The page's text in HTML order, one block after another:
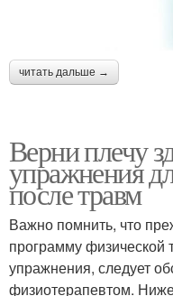
читать дальше →
Верни плечу
упражнения
после травм
Важно помнить, что
программу физической
упражнения, следует
физиотерапевтом.